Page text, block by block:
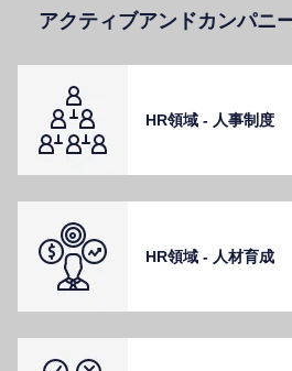
アクティブアンドカンパニ
HR領域 - ⼈事制度
HR領域 - ⼈材育成